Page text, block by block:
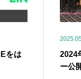
をは
2024
ー公